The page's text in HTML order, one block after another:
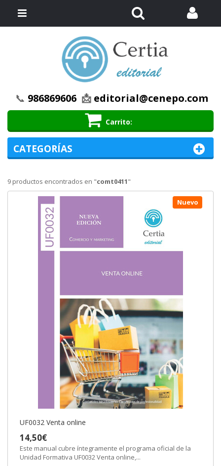
📞 986869606 📩 editorial@cenepo.com
Carrito
Menú
9 productos encontrados en "comt0411"
UF0032 Venta online
Nuevo
14,50€
Este manual cubre íntegramente el programa oficial de la
Unidad Formativa UF0032 Venta online,...
CATEGORÍAS